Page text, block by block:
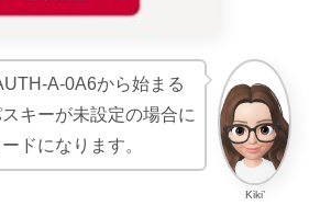
Kiki’
A-0A6から始まる
キーが未設定の場合に
ドになります。